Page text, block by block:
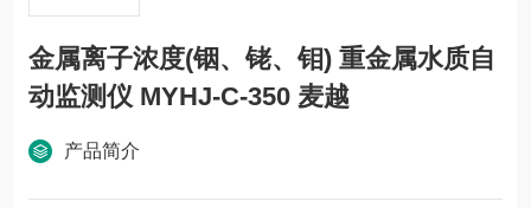
金属离子浓度(铟、铑、钼) 重金属水质自
动监测仪 MYHJ-C-350 麦越
产品简介